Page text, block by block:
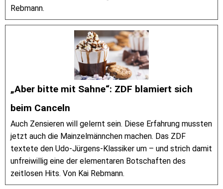
Rebmann.
„Aber bitte mit Sahne“: ZDF blamiert sich
beim Canceln
Auch Zensieren will gelernt sein. Diese Erfahrung mussten
jetzt auch die Mainzelmännchen machen. Das ZDF
textete den Udo-Jürgens-Klassiker um – und strich damit
unfreiwillig eine der elementaren Botschaften des
zeitlosen Hits. Von Kai Rebmann.